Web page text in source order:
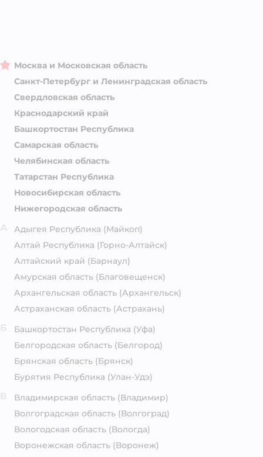
Москва и Московская область
Санкт-Петербург и Ленинградская область
Свердловская область
Краснодарский край
Башкортостан Республика
Самарская область
Челябинская область
Татарстан Республика
Новосибирская область
Нижегородская область
Адыгея Республика (Майкоп)
Алтай Республика (Горно-Алтайск)
Алтайский край (Барнаул)
Амурская область (Благовещенск)
Архангельская область (Архангельск)
Астраханская область (Астрахань)
Башкортостан Республика (Уфа)
Белгородская область (Белгород)
Брянская область (Брянск)
Бурятия Республика (Улан-Удэ)
Владимирская область (Владимир)
Волгоградская область (Волгоград)
Вологодская область (Вологда)
Воронежская область (Воронеж)